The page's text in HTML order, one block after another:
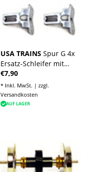
USA TRAINS Spur G 4x
Ersatz-Schleifer mit
Feder
€7,90
* Inkl. MwSt. | zzgl.
Versandkosten
AUF LAGER